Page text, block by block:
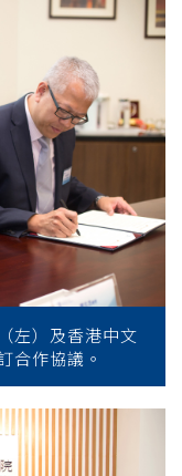
左）及香港中文
合作協議。